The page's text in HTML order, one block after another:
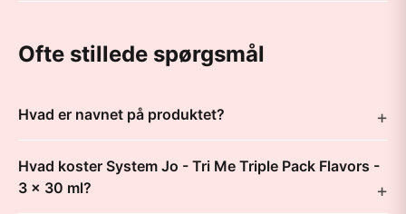
Ofte stillede spørgsmål
Hvad er navnet på produktet?
Hvad koster System Jo - Tri Me Triple Pack Flavors -
3 x 30 ml?